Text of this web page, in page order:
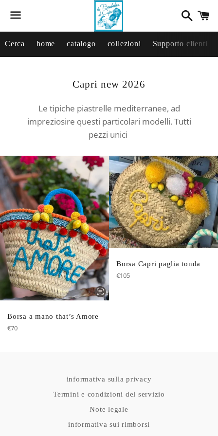
Cerca
Cerca home catalogo collezioni Supporto clienti
Collezione:
Capri new 2026
Le tipiche piastrelle mediterranee, ad
impreziosire questi particolari modelli. Tutti
pezzi unici
Borsa a mano that’s Amore
Prezzo
€70
Borsa Capri paglia tonda
Prezzo
€105
informativa sulla privacy
Termini e condizioni del servizio
Note legale
informativa sui rimborsi